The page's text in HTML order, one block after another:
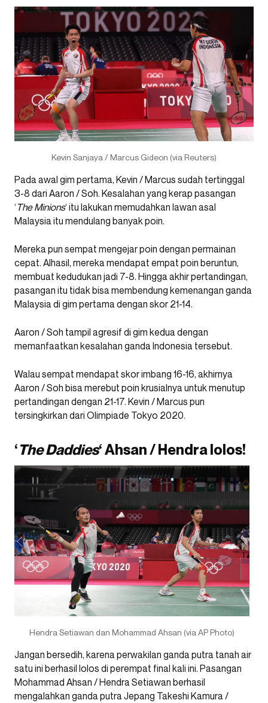
Kevin Sanjaya / Marcus Gideon (via Reuters)
Pada awal gim pertama, Kevin / Marcus sudah tertinggal
3-8 dari Aaron / Soh. Kesalahan yang kerap pasangan
‘ The Minions‘ itu lakukan memudahkan lawan asal
Malaysia itu mendulang banyak poin.
Mereka pun sempat mengejar poin dengan permainan
cepat. Alhasil, mereka mendapat empat poin beruntun,
membuat kedudukan jadi 7-8. Hingga akhir pertandingan,
pasangan itu tidak bisa membendung kemenangan ganda
Malaysia di gim pertama dengan skor 21-14.
Aaron / Soh tampil agresif di gim kedua dengan
memanfaatkan kesalahan ganda Indonesia tersebut.
Walau sempat mendapat skor imbang 16-16, akhirnya
Aaron / Soh bisa merebut poin krusialnya untuk menutup
pertandingan dengan 21-17. Kevin / Marcus pun
tersingkirkan dari Olimpiade Tokyo 2020.
‘The Daddies‘ Ahsan / Hendra lolos!
Hendra Setiawan dan Mohammad Ahsan (via AP Photo)
Jangan bersedih, karena perwakilan ganda putra tanah air
satu ini berhasil lolos di perempat final kali ini. Pasangan
Mohammad Ahsan / Hendra Setiawan berhasil
mengalahkan ganda putra Jepang Takeshi Kamura /